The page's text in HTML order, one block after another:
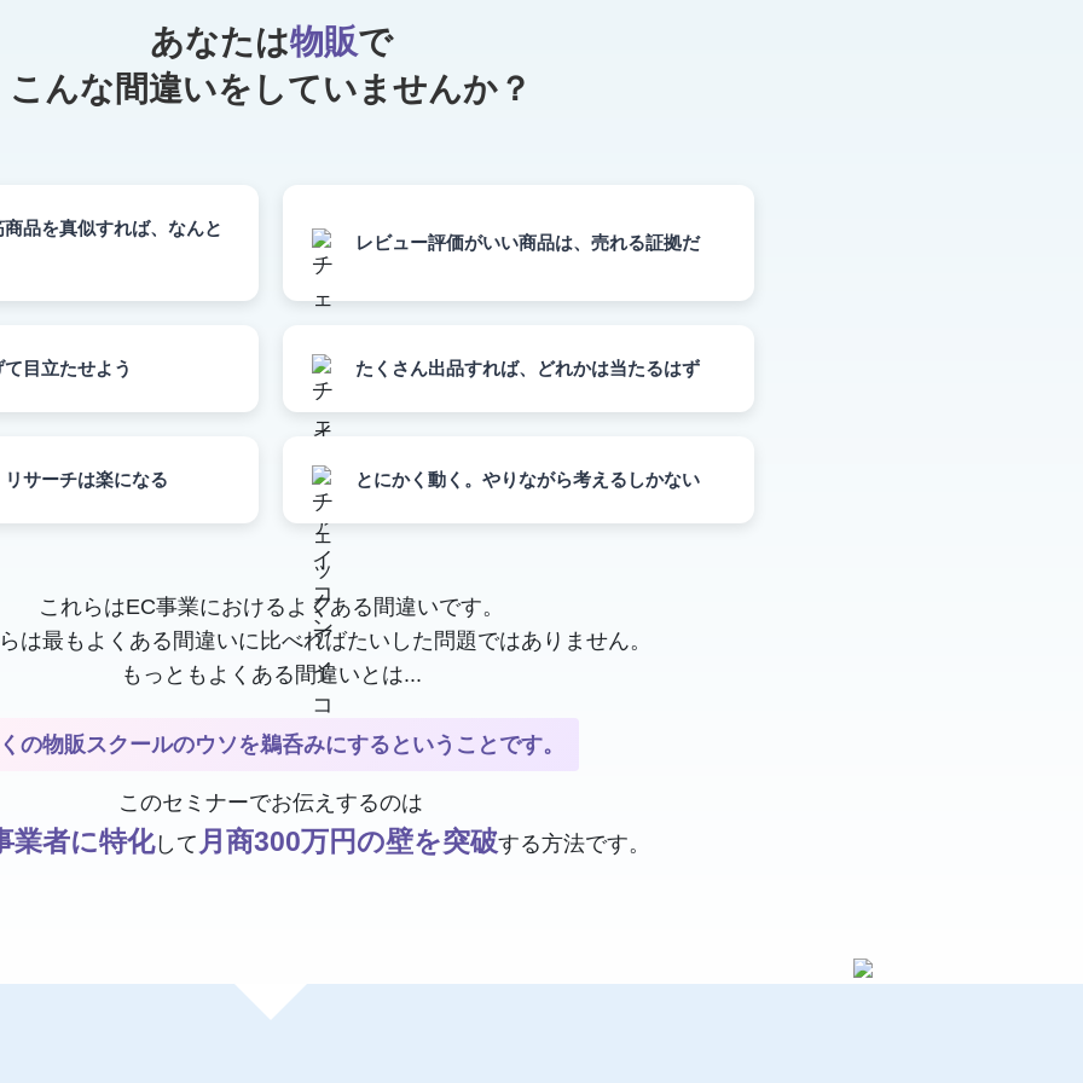
あなたは物販で
こんな間違いをしていませんか？
品を真似すれば、なんと
レビュー評価がいい商品は、売れる証拠だ
目立たせよう たくさん出品すれば、どれかは当たるはず
サーチは楽になる とにかく動く。やりながら考えるしかない
これらはEC事業におけるよくある間違いです。
は最もよくある間違いに比べればたいした問題ではありません。
もっともよくある間違いとは...
の物販スクールのウソを鵜呑みにするということです。
このセミナーでお伝えするのは
業者に特化して 月商300万円の壁を突破する方法です。